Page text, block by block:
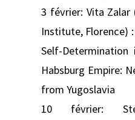
3 février: Vita Zalar
Institute, Florence)
Self-
Habsburg Empire:
from Yugoslavia
10 février: